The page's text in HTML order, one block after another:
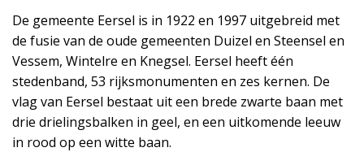
De gemeente Eersel is in 1922 en 1997 uitgebreid met
de fusie van de oude gemeenten Duizel en Steensel en
Vessem, Wintelre en Knegsel. Eersel heeft één
stedenband, 53 rijksmonumenten en zes kernen. De
vlag van Eersel bestaat uit een brede zwarte baan met
drie drielingsbalken in geel, en een uitkomende leeuw
in rood op een witte baan.